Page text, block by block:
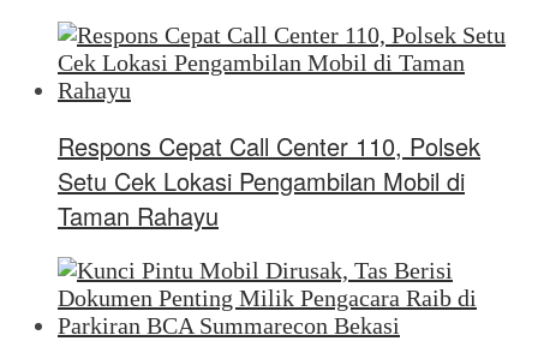
Respons Cepat Call Center 110, Polsek
Setu Cek Lokasi Pengambilan Mobil di
Taman Rahayu